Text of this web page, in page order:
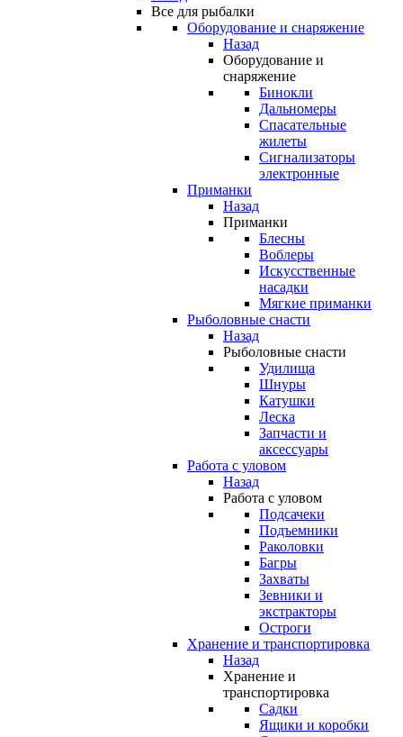
Все для рыбалки
Оборудование и снаряжение
Назад
Оборудование и
снаряжение
Бинокли
Дальномеры
Спасательные
жилеты
Сигнализаторы
электронные
Приманки
Назад
Приманки
Блесны
Воблеры
Искусственные
насадки
Мягкие приманки
Рыболовные снасти
Назад
Рыболовные снасти
Удилища
Шнуры
Катушки
Леска
Запчасти и
аксессуары
Работа с уловом
Назад
Работа с уловом
Подсачеки
Подъемники
Раколовки
Багры
Захваты
Зевники и
экстракторы
Остроги
Хранение и транспортировка
Назад
Хранение и
транспортировка
Садки
Ящики и коробки